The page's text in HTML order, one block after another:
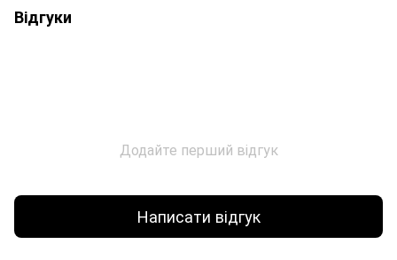
Відгуки
Додайте перший відгук
Написати відгук